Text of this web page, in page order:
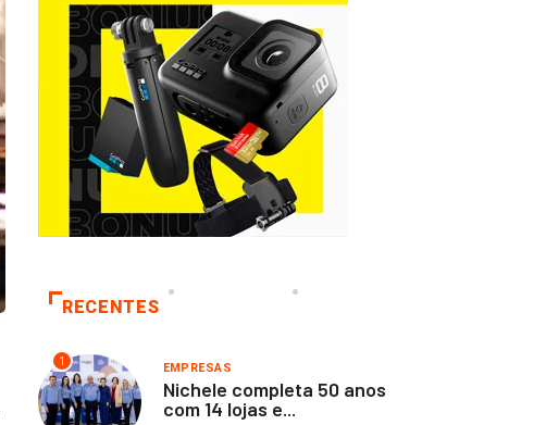
RECENTES
1 EMPRESAS
Nichele completa 50 anos
com 14 lojas e...